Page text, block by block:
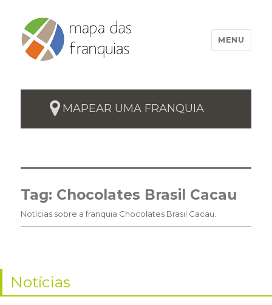
MENU
MAPEAR UMA FRANQUIA
Tag: Chocolates Brasil Cacau
Notícias sobre a franquia Chocolates Brasil Cacau.
Notícias